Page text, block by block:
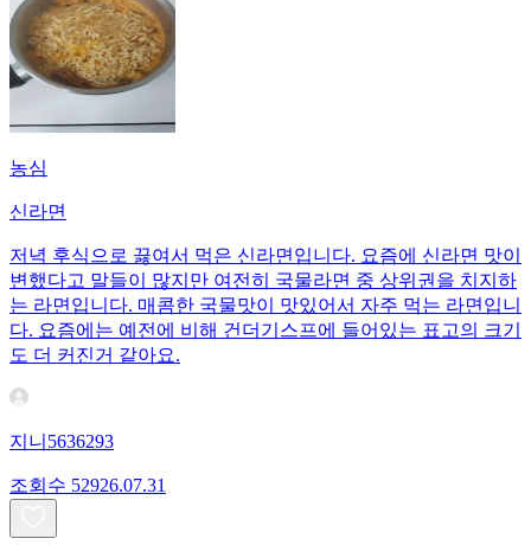
농심
신라면
저녁 후식으로 끓여서 먹은 신라면입니다. 요즘에 신라면 맛이
변했다고 말들이 많지만 여전히 국물라면 중 상위권을 치지하
는 라면입니다. 매콤한 국물맛이 맛있어서 자주 먹는 라면입니
다. 요즘에는 예전에 비해 건더기스프에 들어있는 표고의 크기
도 더 커진거 같아요.
지니5636293
조회수 52926.07.31